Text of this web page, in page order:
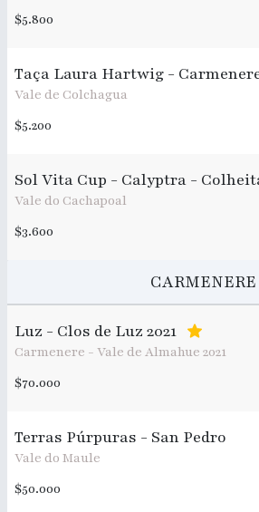
$5.800
Taça Laura Hartwig -
Vale de Colchagua
$5.200
Sol Vita Cup - Calyptra -
Vale do Cachapoal
$3.600
CARMENERE
Luz - Clos de Luz 2021
Carmenere - Vale de Almahue 2021
$70.000
Terras Púrpuras - San Pedro
Vale do Maule
$50.000